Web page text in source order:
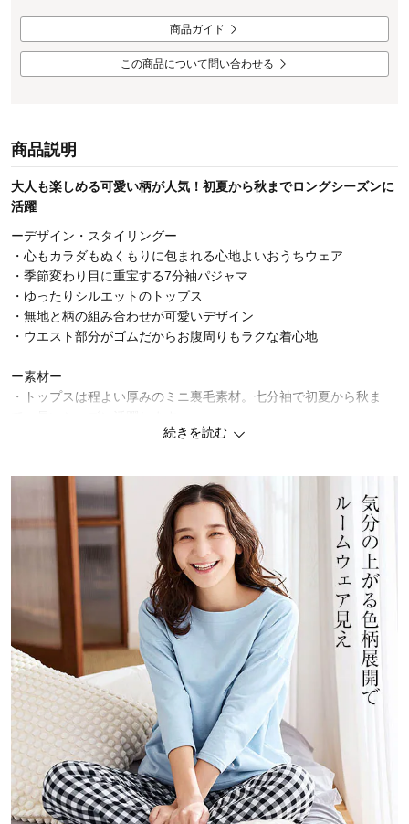
商品ガイド
この商品について問い合わせる
商品説明
大人も楽しめる可愛い柄が人気！初夏から秋までロングシーズンに
活躍
ーデザイン・スタイリングー
・心もカラダもぬくもりに包まれる心地よいおうちウェア
・季節変わり目に重宝する7分袖パジャマ
・ゆったりシルエットのトップス
・無地と柄の組み合わせが可愛いデザイン
・ウエスト部分がゴムだからお腹周りもラクな着心地
ー素材ー
・トップスは程よい厚みのミニ裏毛素材。七分袖で初夏から秋ま
・パンツはやわらかい身生地綿１００％のダブルガーゼで、汗ばむ
・ダブルガーゼ素材のパンツは、吸水性に優れているため、暑さの
残る時期もふわふわの肌ざわり。
・パンツは右後ろにポケット付き。
◆EVERYDAY FUN（エブリデイ ファン）
インナーやルームウェアも、かわいいモノを身に着けたい。
そんな大人女性の気持ちに寄り添った、ベルメゾンのオリジナルイ
ンナー・ルームウェアブランドです。
楽しい色と柄でおうち時間を明るく彩ります。
続きを読む